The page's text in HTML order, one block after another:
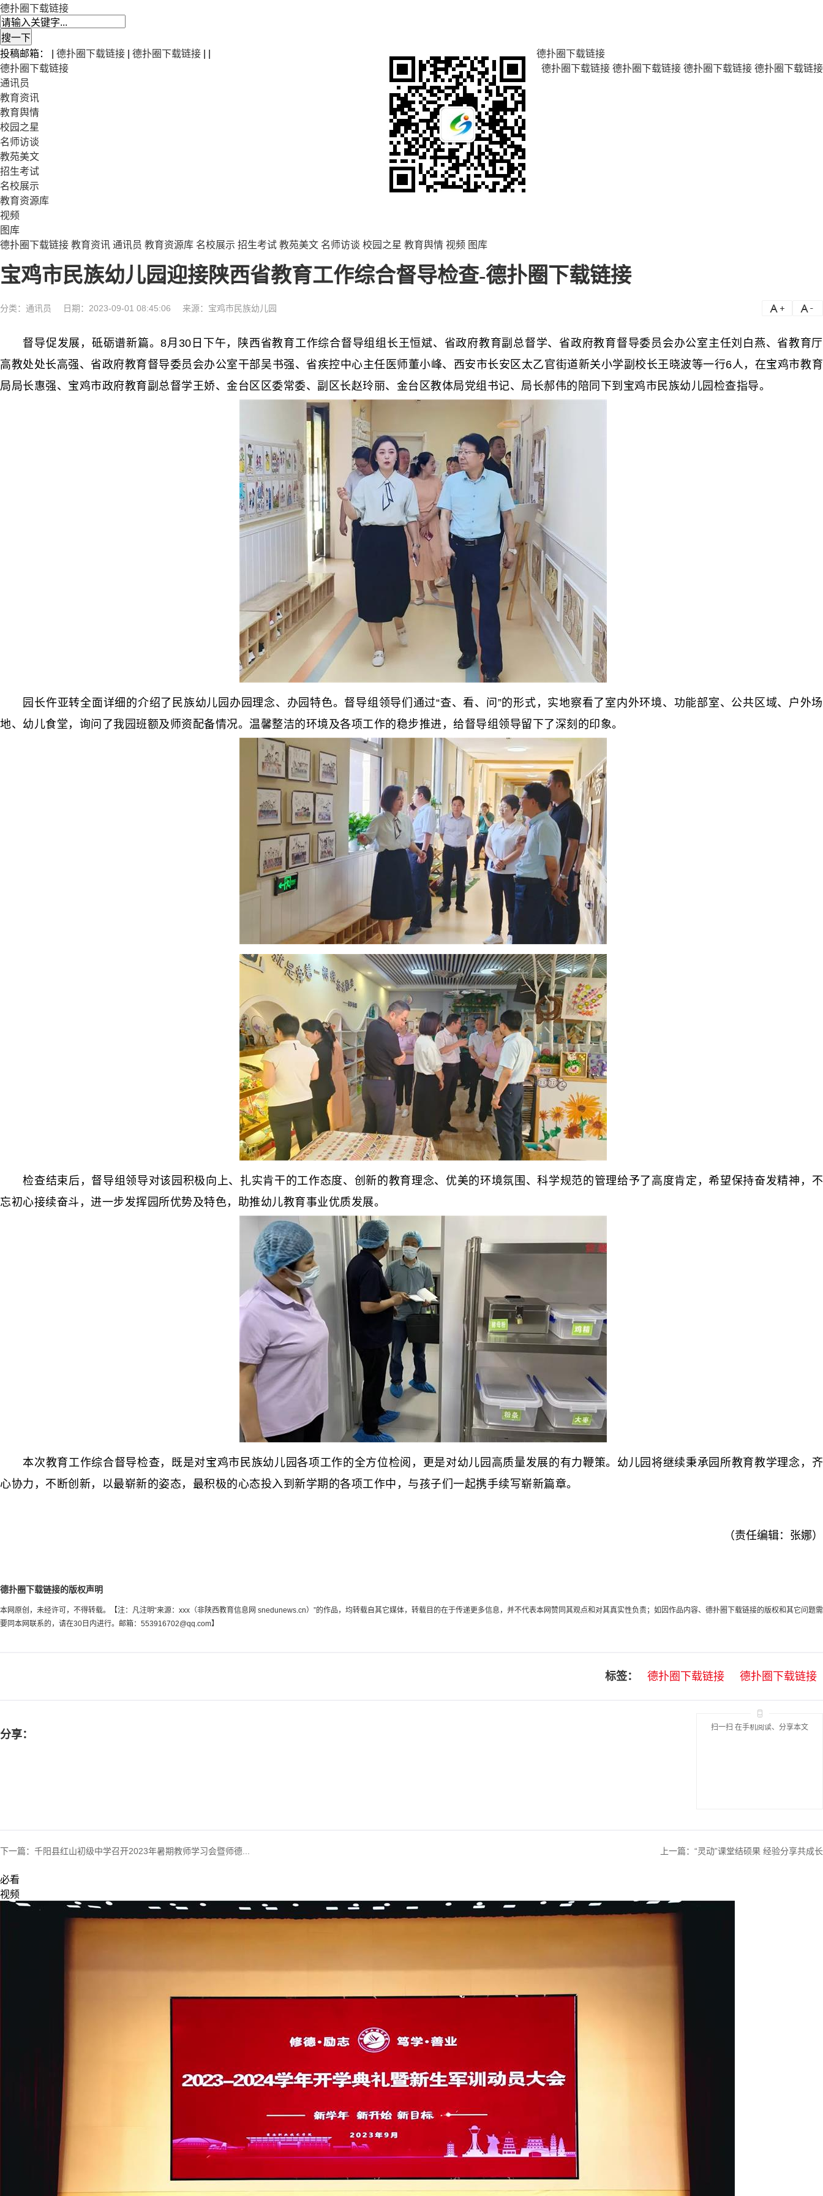
德扑圈下载链接
德扑圈下载链接
德扑圈下载链接 德扑圈下载链接 德扑圈下载链接 德扑圈下载链接
投稿邮箱： | 德扑圈下载链接 德扑圈下载链接
德扑圈下载链接
通讯员
教育资讯
教育舆情
校园之星
名师访谈
教苑美文
招生考试
名校展示
教育资源库
视频
图库
德扑圈下载链接 教育资讯 通讯员 教育资源库 名校展示 招生考试 教苑美文 名师访谈 校园之星 教育舆情 视频 图库
宝鸡市民族幼儿园迎接陕西省教育工作综合督导检查-德扑圈下载链接
分类： 通讯员 日期：2023-09-01 08:45:06 来源：宝鸡市民族幼儿园
督导促发展，砥砺谱新篇。8月30日下午，陕西省教育工作综合督导组组长王恒斌、省政府教育副总督学、省政府教育督导委员会办公室主任刘白燕、省教育厅
高教处处长高强、省政府教育督导委员会办公室干部吴书强、省疾控中心主任医师董小峰、西安市长安区太乙官街道新关小学副校长王晓波等一行6人，在宝鸡市教育
局局长惠强、宝鸡市政府教育副总督学王娇、金台区区委常委、副区长赵玲丽、金台区教体局党组书记、局长郝伟的陪同下到宝鸡市民族幼儿园检查指导。
园长仵亚转全面详细的介绍了民族幼儿园办园理念、办园特色。督导组领导们通过“查、看、问”的形式，实地察看了室内外环境、功能部室、公共区域、户外场
地、幼儿食堂，询问了我园班额及师资配备情况。温馨整洁的环境及各项工作的稳步推进，给督导组领导留下了深刻的印象。
检查结束后，督导组领导对该园积极向上、扎实肯干的工作态度、创新的教育理念、优美的环境氛围、科学规范的管理给予了高度肯定，希望保持奋发精神，不
忘初心接续奋斗，进一步发挥园所优势及特色，助推幼儿教育事业优质发展。
本次教育工作综合督导检查，既是对宝鸡市民族幼儿园各项工作的全方位检阅，更是对幼儿园高质量发展的有力鞭策。幼儿园将继续秉承园所教育教学理念，齐
心协力，不断创新，以最崭新的姿态，最积极的心态投入到新学期的各项工作中，与孩子们一起携手续写崭新篇章。
（责任编辑：张娜）
德扑圈下载链接的版权声明
本网原创，未经许可，不得转载。【注：凡注明“来源：xxx（非陕西教育信息网 snedunews.cn）”的作品，均转载自其它媒体，转载目的在于传递更多信息，并不代表本网赞同其观点和对其真实性负责；如因作品内容、德扑圈下载链接的版权和其它问题需
要同本网联系的，请在30日内进行。邮箱： 553916702@qq.com】
标签： 德扑圈下载链接 德扑圈下载链接
分享：
扫一扫 在手机阅读、分享本文
上一篇： “灵动”课堂结硕果 经验分享共成长
下一篇： 千阳县红山初级中学召开2023年暑期教师学习会暨师德...
必看
视频